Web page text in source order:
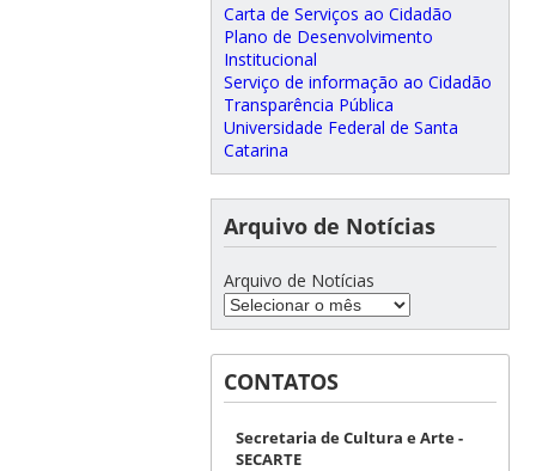
Carta de Serviços ao Cidadão
Plano de Desenvolvimento
Institucional
Serviço de informação ao Cidadão
Transparência Pública
Universidade Federal de Santa
Catarina
Arquivo de Notícias
Arquivo de Notícias
CONTATOS
Secretaria de Cultura e Arte -
SECARTE